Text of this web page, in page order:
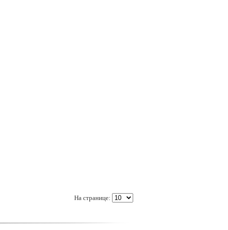
На странице: